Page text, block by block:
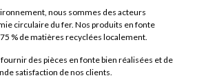
nous sommes des acteurs
circulaire du fer. Nos produits en fonte
% de matières recyclées localement.
des pièces en fonte bien réalisées et de
satisfaction de nos clients.